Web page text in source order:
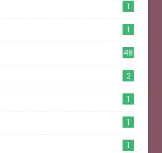
1
1
48
2
1
1
1